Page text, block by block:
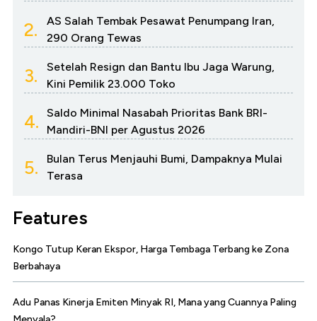
2.
AS Salah Tembak Pesawat Penumpang Iran,
290 Orang Tewas
3.
Setelah Resign dan Bantu Ibu Jaga Warung,
Kini Pemilik 23.000 Toko
4.
Saldo Minimal Nasabah Prioritas Bank BRI-
Mandiri-BNI per Agustus 2026
5.
Bulan Terus Menjauhi Bumi, Dampaknya Mulai
Terasa
Features
Kongo Tutup Keran Ekspor, Harga Tembaga Terbang ke Zona
Berbahaya
Adu Panas Kinerja Emiten Minyak RI, Mana yang Cuannya Paling